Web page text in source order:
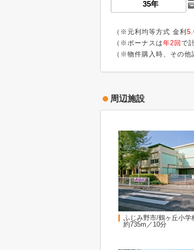
（※元利均等方式 金利
（※ボーナスは年2回 で
（※物件購入時、その他
周辺施設
ふじみ野市/鶴ヶ丘小学
約735m／10分